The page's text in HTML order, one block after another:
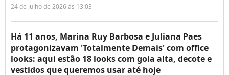
24 de julho de 2026 às 13:03
Há 11 anos, Marina Ruy Barbosa e Juliana Paes
protagonizavam 'Totalmente Demais' com office
looks: aqui estão 18 looks com gola alta, decote e
vestidos que queremos usar até hoje